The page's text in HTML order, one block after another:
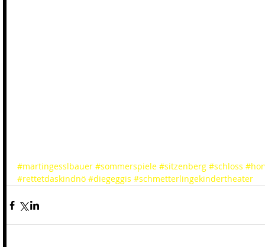
#martingesslbauer #sommerspiele #sitzenberg #schloss
#rettetdaskindnö #diegeggis #schmetterlingekindertheater